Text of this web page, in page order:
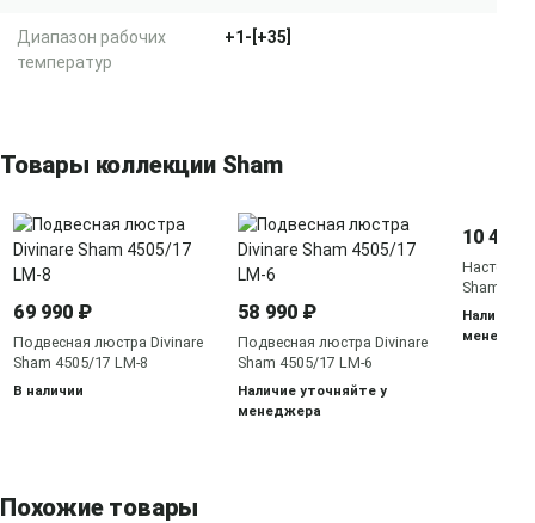
Диапазон рабочих
температур
+1-[+35]
Товары коллекции Sham
69 990 ₽
Подвесная люстра Divinare
Sham 4505/17 LM-8
В наличии
58 990 ₽
Подвесная люстра Divinare
Sham 4505/17 LM-6
Наличие уточняйте у
менеджера
10 490
Sham
Наличие
Похожие товары